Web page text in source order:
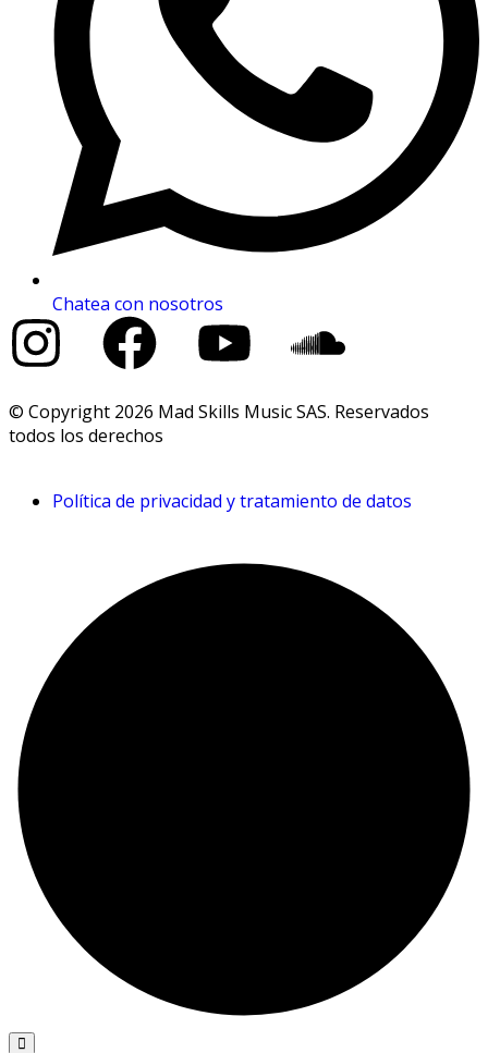
Chatea con nosotros
© Copyright 2026 Mad Skills Music SAS. Reservados
todos los derechos
Política de privacidad y tratamiento de datos